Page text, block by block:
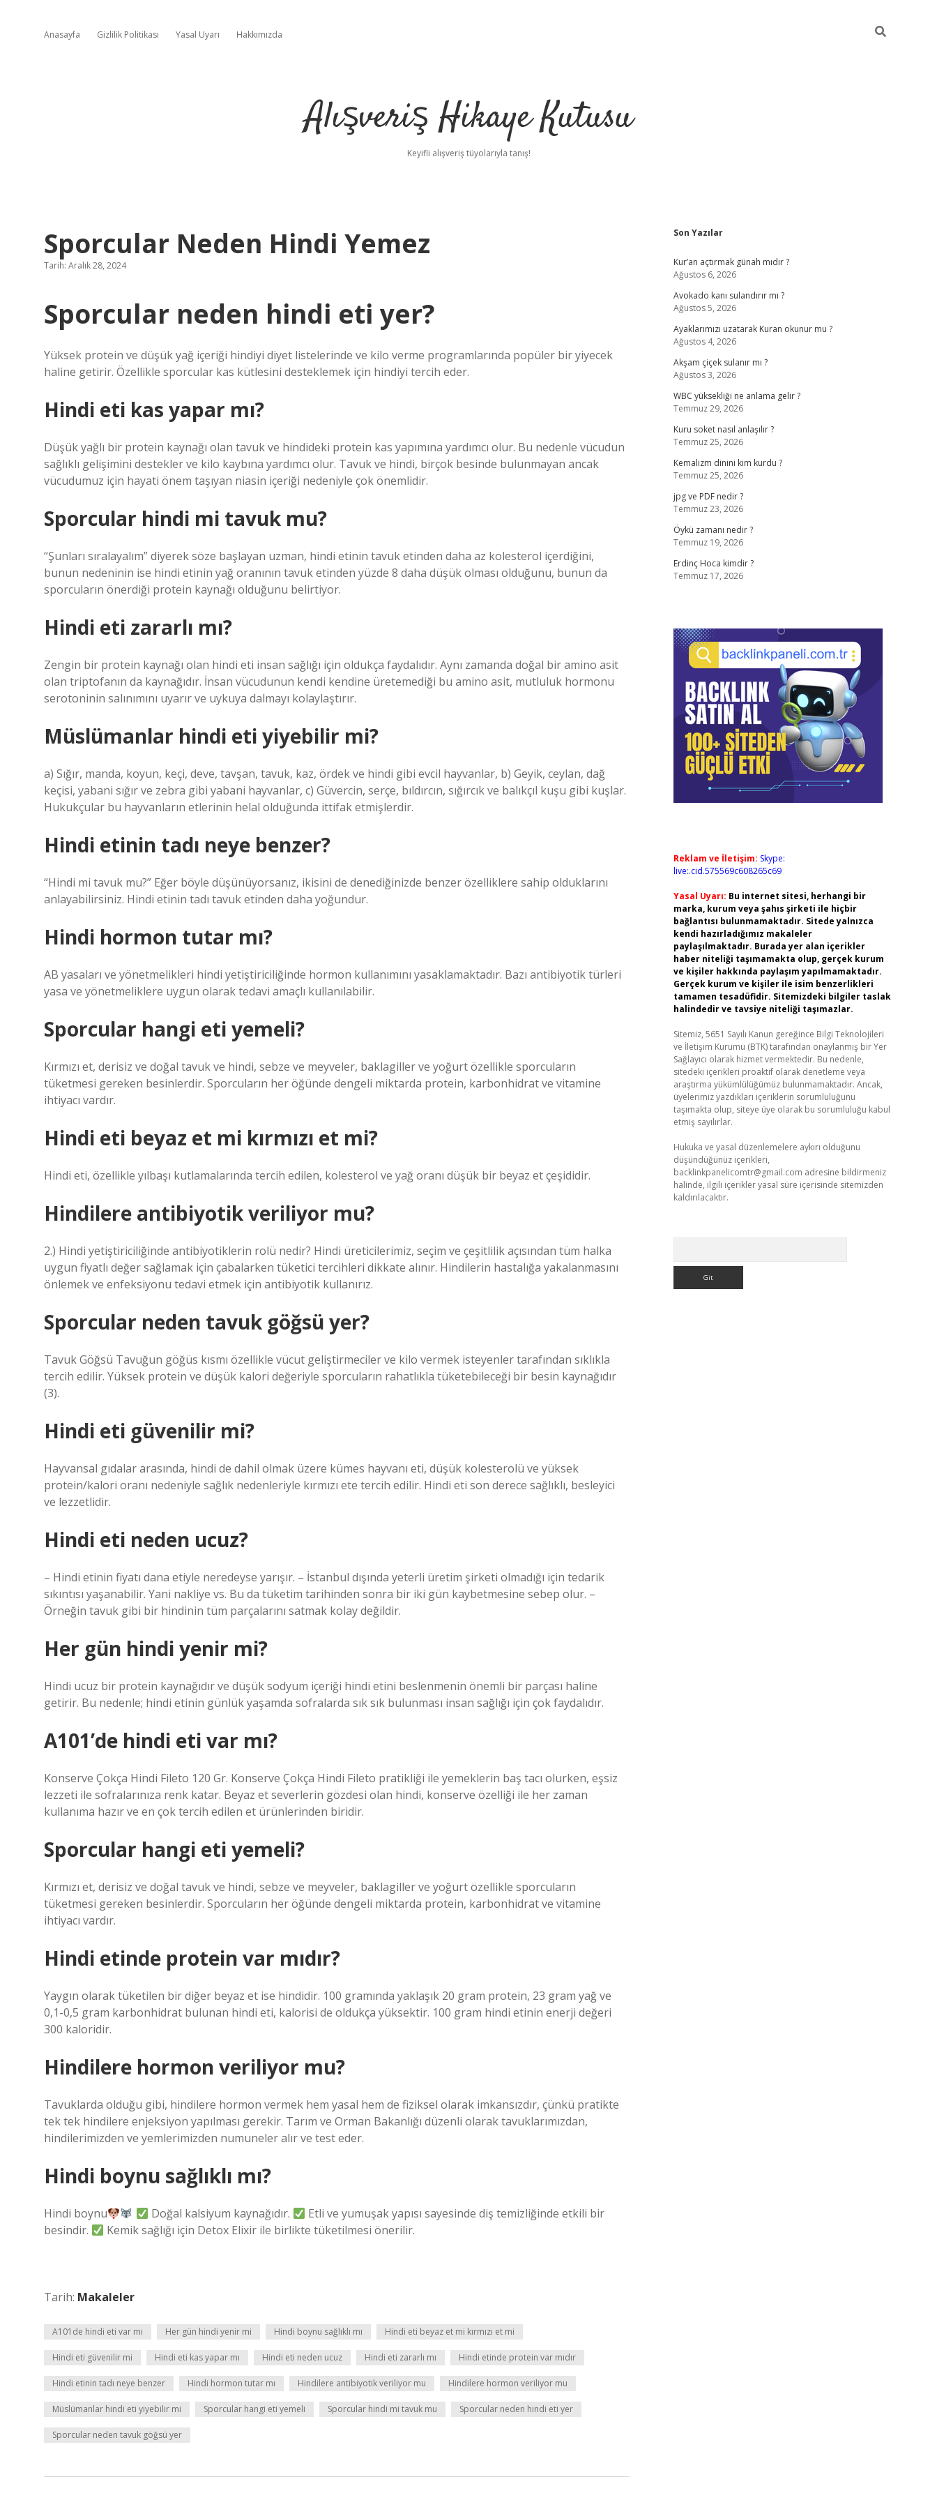
Anasayfa Gizlilik Politikası Yasal Uyarı Hakkımızda
Alışveriş Hikaye Kutusu
Keyifli alışveriş tüyolarıyla tanış!
Sporcular Neden Hindi Yemez
Tarih: Aralık 28, 2024
Sporcular neden hindi eti yer?
Yüksek protein ve düşük yağ içeriği hindiyi diyet listelerinde ve kilo verme programlarında popüler bir yiyecek
haline getirir. Özellikle sporcular kas kütlesini desteklemek için hindiyi tercih eder.
Hindi eti kas yapar mı?
Düşük yağlı bir protein kaynağı olan tavuk ve hindideki protein kas yapımına yardımcı olur. Bu nedenle vücudun
sağlıklı gelişimini destekler ve kilo kaybına yardımcı olur. Tavuk ve hindi, birçok besinde bulunmayan ancak
vücudumuz için hayati önem taşıyan niasin içeriği nedeniyle çok önemlidir.
Sporcular hindi mi tavuk mu?
“Şunları sıralayalım” diyerek söze başlayan uzman, hindi etinin tavuk etinden daha az kolesterol içerdiğini,
bunun nedeninin ise hindi etinin yağ oranının tavuk etinden yüzde 8 daha düşük olması olduğunu, bunun da
sporcuların önerdiği protein kaynağı olduğunu belirtiyor.
Hindi eti zararlı mı?
Zengin bir protein kaynağı olan hindi eti insan sağlığı için oldukça faydalıdır. Aynı zamanda doğal bir amino asit
olan triptofanın da kaynağıdır. İnsan vücudunun kendi kendine üretemediği bu amino asit, mutluluk hormonu
serotoninin salınımını uyarır ve uykuya dalmayı kolaylaştırır.
Müslümanlar hindi eti yiyebilir mi?
a) Sığır, manda, koyun, keçi, deve, tavşan, tavuk, kaz, ördek ve hindi gibi evcil hayvanlar, b) Geyik, ceylan, dağ
keçisi, yabani sığır ve zebra gibi yabani hayvanlar, c) Güvercin, serçe, bıldırcın, sığırcık ve balıkçıl kuşu gibi kuşlar.
Hukukçular bu hayvanların etlerinin helal olduğunda ittifak etmişlerdir.
Hindi etinin tadı neye benzer?
“Hindi mi tavuk mu?” Eğer böyle düşünüyorsanız, ikisini de denediğinizde benzer özelliklere sahip olduklarını
anlayabilirsiniz. Hindi etinin tadı tavuk etinden daha yoğundur.
Hindi hormon tutar mı?
AB yasaları ve yönetmelikleri hindi yetiştiriciliğinde hormon kullanımını yasaklamaktadır. Bazı antibiyotik türleri
yasa ve yönetmeliklere uygun olarak tedavi amaçlı kullanılabilir.
Sporcular hangi eti yemeli?
Kırmızı et, derisiz ve doğal tavuk ve hindi, sebze ve meyveler, baklagiller ve yoğurt özellikle sporcuların
tüketmesi gereken besinlerdir. Sporcuların her öğünde dengeli miktarda protein, karbonhidrat ve vitamine
ihtiyacı vardır.
Hindi eti beyaz et mi kırmızı et mi?
Hindi eti, özellikle yılbaşı kutlamalarında tercih edilen, kolesterol ve yağ oranı düşük bir beyaz et çeşididir.
Hindilere antibiyotik veriliyor mu?
2.) Hindi yetiştiriciliğinde antibiyotiklerin rolü nedir? Hindi üreticilerimiz, seçim ve çeşitlilik açısından tüm halka
uygun fiyatlı değer sağlamak için çabalarken tüketici tercihleri ​​dikkate alınır. Hindilerin hastalığa yakalanmasını
önlemek ve enfeksiyonu tedavi etmek için antibiyotik kullanırız.
Sporcular neden tavuk göğsü yer?
Tavuk Göğsü Tavuğun göğüs kısmı özellikle vücut geliştirmeciler ve kilo vermek isteyenler tarafından sıklıkla
tercih edilir. Yüksek protein ve düşük kalori değeriyle sporcuların rahatlıkla tüketebileceği bir besin kaynağıdır
(3).
Hindi eti güvenilir mi?
Hayvansal gıdalar arasında, hindi de dahil olmak üzere kümes hayvanı eti, düşük kolesterolü ve yüksek
protein/kalori oranı nedeniyle sağlık nedenleriyle kırmızı ete tercih edilir. Hindi eti son derece sağlıklı, besleyici
ve lezzetlidir.
Hindi eti neden ucuz?
– Hindi etinin fiyatı dana etiyle neredeyse yarışır. – İstanbul dışında yeterli üretim şirketi olmadığı için tedarik
sıkıntısı yaşanabilir. Yani nakliye vs. Bu da tüketim tarihinden sonra bir iki gün kaybetmesine sebep olur. –
Örneğin tavuk gibi bir hindinin tüm parçalarını satmak kolay değildir.
Her gün hindi yenir mi?
Hindi ucuz bir protein kaynağıdır ve düşük sodyum içeriği hindi etini beslenmenin önemli bir parçası haline
getirir. Bu nedenle; hindi etinin günlük yaşamda sofralarda sık sık bulunması insan sağlığı için çok faydalıdır.
A101’de hindi eti var mı?
Konserve Çokça Hindi Fileto 120 Gr. Konserve Çokça Hindi Fileto pratikliği ile yemeklerin baş tacı olurken, eşsiz
lezzeti ile sofralarınıza renk katar. Beyaz et severlerin gözdesi olan hindi, konserve özelliği ile her zaman
kullanıma hazır ve en çok tercih edilen et ürünlerinden biridir.
Sporcular hangi eti yemeli?
Kırmızı et, derisiz ve doğal tavuk ve hindi, sebze ve meyveler, baklagiller ve yoğurt özellikle sporcuların
tüketmesi gereken besinlerdir. Sporcuların her öğünde dengeli miktarda protein, karbonhidrat ve vitamine
ihtiyacı vardır.
Hindi etinde protein var mıdır?
Yaygın olarak tüketilen bir diğer beyaz et ise hindidir. 100 gramında yaklaşık 20 gram protein, 23 gram yağ ve
0,1-0,5 gram karbonhidrat bulunan hindi eti, kalorisi de oldukça yüksektir. 100 gram hindi etinin enerji değeri
300 kaloridir.
Hindilere hormon veriliyor mu?
Tavuklarda olduğu gibi, hindilere hormon vermek hem yasal hem de fiziksel olarak imkansızdır, çünkü pratikte
tek tek hindilere enjeksiyon yapılması gerekir. Tarım ve Orman Bakanlığı düzenli olarak tavuklarımızdan,
hindilerimizden ve yemlerimizden numuneler alır ve test eder.
Hindi boynu sağlıklı mı?
Hindi boynu Doğal kalsiyum kaynağıdır.
Etli ve yumuşak yapısı sayesinde diş temizliğinde etkili bir
besindir.
Kemik sağlığı için Detox Elixir ile birlikte tüketilmesi önerilir.
Tarih: Makaleler
A101de hindi eti var mı Her gün hindi yenir mi Hindi boynu sağlıklı mı Hindi eti beyaz et mi kırmızı et mi
Hindi eti güvenilir mi Hindi eti kas yapar mı Hindi eti neden ucuz Hindi eti zararlı mı Hindi etinde protein var mıdır
Hindi etinin tadı neye benzer Hindi hormon tutar mı Hindilere antibiyotik veriliyor mu Hindilere hormon veriliyor mu
Müslümanlar hindi eti yiyebilir mi Sporcular hangi eti yemeli Sporcular hindi mi tavuk mu Sporcular neden hindi eti yer
Sporcular neden tavuk göğsü yer
Sidebar
Son Yazılar
Kur’an açtırmak günah mıdır ?
Ağustos 6, 2026
Avokado kanı sulandırır mı ?
Ağustos 5, 2026
Ayaklarımızı uzatarak Kuran okunur mu ?
Ağustos 4, 2026
Akşam çiçek sulanır mı ?
Ağustos 3, 2026
WBC yüksekliği ne anlama gelir ?
Temmuz 29, 2026
Kuru soket nasıl anlaşılır ?
Temmuz 25, 2026
Kemalizm dinini kim kurdu ?
Temmuz 25, 2026
jpg ve PDF nedir ?
Temmuz 23, 2026
Öykü zamanı nedir ?
Temmuz 19, 2026
Erdinç Hoca kimdir ?
Temmuz 17, 2026
Reklam ve İletişim: Skype:
live:.cid.575569c608265c69
Yasal Uyarı: Bu internet sitesi, herhangi bir
marka, kurum veya şahıs şirketi ile hiçbir
bağlantısı bulunmamaktadır. Sitede yalnızca
kendi hazırladığımız makaleler
paylaşılmaktadır. Burada yer alan içerikler
haber niteliği taşımamakta olup, gerçek kurum
ve kişiler hakkında paylaşım yapılmamaktadır.
Gerçek kurum ve kişiler ile isim benzerlikleri
tamamen tesadüfidir. Sitemizdeki bilgiler taslak
halindedir ve tavsiye niteliği taşımazlar.
Sitemiz, 5651 Sayılı Kanun gereğince Bilgi Teknolojileri
ve İletişim Kurumu (BTK) tarafından onaylanmış bir Yer
Sağlayıcı olarak hizmet vermektedir. Bu nedenle,
sitedeki içerikleri proaktif olarak denetleme veya
araştırma yükümlülüğümüz bulunmamaktadır. Ancak,
üyelerimiz yazdıkları içeriklerin sorumluluğunu
taşımakta olup, siteye üye olarak bu sorumluluğu kabul
etmiş sayılırlar.
Hukuka ve yasal düzenlemelere aykırı olduğunu
düşündüğünüz içerikleri,
backlinkpanelicomtr@gmail.com adresine bildirmeniz
halinde, ilgili içerikler yasal süre içerisinde sitemizden
kaldırılacaktır.